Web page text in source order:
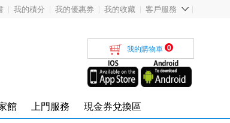
我的積分 我的優惠券 我的收藏 客戶服務
我的購物車 0
館 上門服務 現金券兌換區